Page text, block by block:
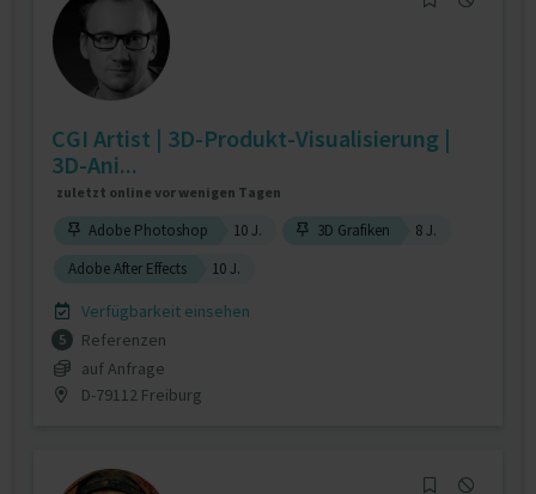
CGI Artist | 3D-Produkt-Visualisierung |
3D-Ani...
zuletzt online vor wenigen Tagen
Adobe Photoshop 10 J. 3D Grafiken
8 J.
Adobe After Effects
10 J.
Verfügbarkeit einsehen
5
Referenzen
auf Anfrage
D-79112 Freiburg